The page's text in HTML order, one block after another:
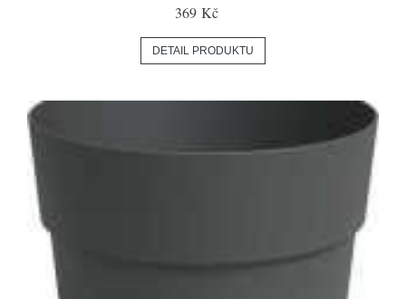
369 Kč
DETAIL PRODUKTU